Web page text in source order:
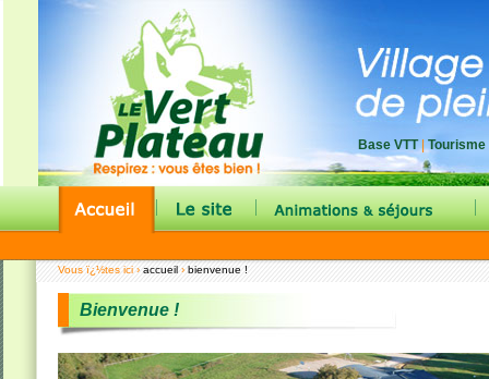
Vous ï¿½tes ici › accueil › bienvenue !
Bienvenue !
| | |
Base VTT|Tourisme